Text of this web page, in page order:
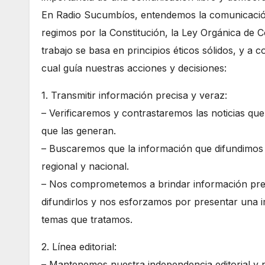
En Radio Sucumbíos, entendemos la
regimos por la Constitución, la Ley Orgánica de
trabajo se basa en principios éticos sólidos, y a
cual guía nuestras acciones y decisiones:
1. Transmitir información precisa y veraz:
– Verificaremos y contrastaremos las noticias
que las generan.
– Buscaremos que la información que
regional y nacional.
– Nos comprometemos a brindar información
difundirlos y nos esforzamos por presentar una
temas que tratamos.
2. Línea editorial: